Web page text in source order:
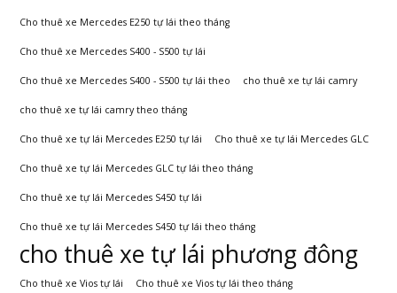
Cho thuê xe Mercedes E250 tự lái theo tháng
Cho thuê xe Mercedes S400 - S500 tự lái
Cho thuê xe Mercedes S400 - S500 tự lái theo cho thuê xe tự lái camry
cho thuê xe tự lái camry theo tháng
Cho thuê xe tự lái Mercedes E250 tự lái Cho thuê xe tự lái Mercedes GLC
Cho thuê xe tự lái Mercedes GLC tự lái theo tháng
Cho thuê xe tự lái Mercedes S450 tự lái
Cho thuê xe tự lái Mercedes S450 tự lái theo tháng
cho thuê xe tự lái phương đông
Cho thuê xe Vios tự lái Cho thuê xe Vios tự lái theo tháng